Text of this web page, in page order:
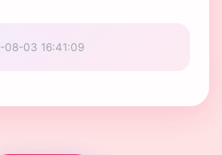
08-03 16:41:09